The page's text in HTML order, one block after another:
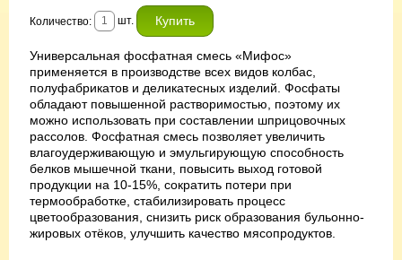
Количество: шт.
Универсальная фосфатная смесь «Мифос»
применяется в производстве всех видов колбас,
полуфабрикатов и деликатесных изделий. Фосфаты
обладают повышенной растворимостью, поэтому их
можно использовать при составлении шприцовочных
рассолов. Фосфатная смесь позволяет увеличить
влагоудерживающую и эмульгирующую способность
белков мышечной ткани, повысить выход готовой
продукции на 10-15%, сократить потери при
термообработке, стабилизировать процесс
цветообразования, снизить риск образования бульонно-
жировых отёков, улучшить качество мясопродуктов.